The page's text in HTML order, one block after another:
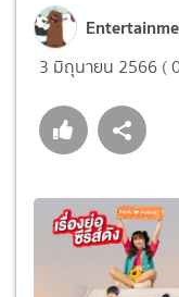
3 มิถุนายน 2566 (